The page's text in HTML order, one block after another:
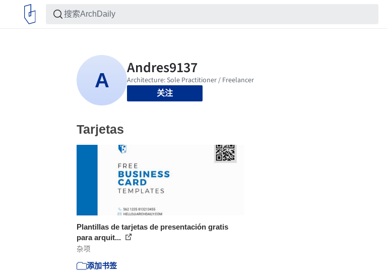
关注
Tarjetas
Plantillas de tarjetas de presentación gratis
para arquit...
杂项
添加书签